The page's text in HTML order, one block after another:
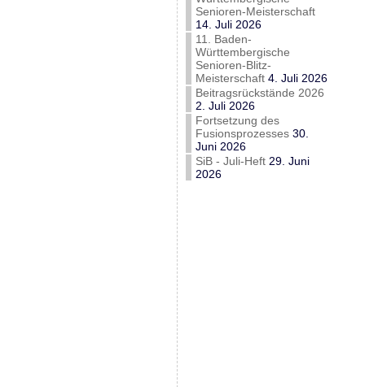
Senioren-Meisterschaft
14. Juli 2026
11. Baden-
Württembergische
Senioren-Blitz-
Meisterschaft 4. Juli 2026
Beitragsrückstände 2026
2. Juli 2026
Fortsetzung des
Fusionsprozesses 30.
Juni 2026
SiB - Juli-Heft 29. Juni
2026